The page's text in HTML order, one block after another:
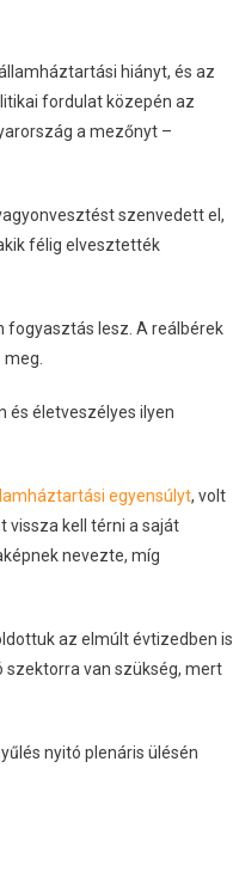
hiányt, és az
fordulat közepén az
a mezőnyt –
szenvedett el,
félig elvesztették
fogyasztás lesz. A reálbérek
és életveszélyes ilyen
egyensúlyt, volt
vissza kell térni a saját
nevezte, míg
az elmúlt évtizedben is.
szektorra van szükség, mert
nyitó plenáris ülésén